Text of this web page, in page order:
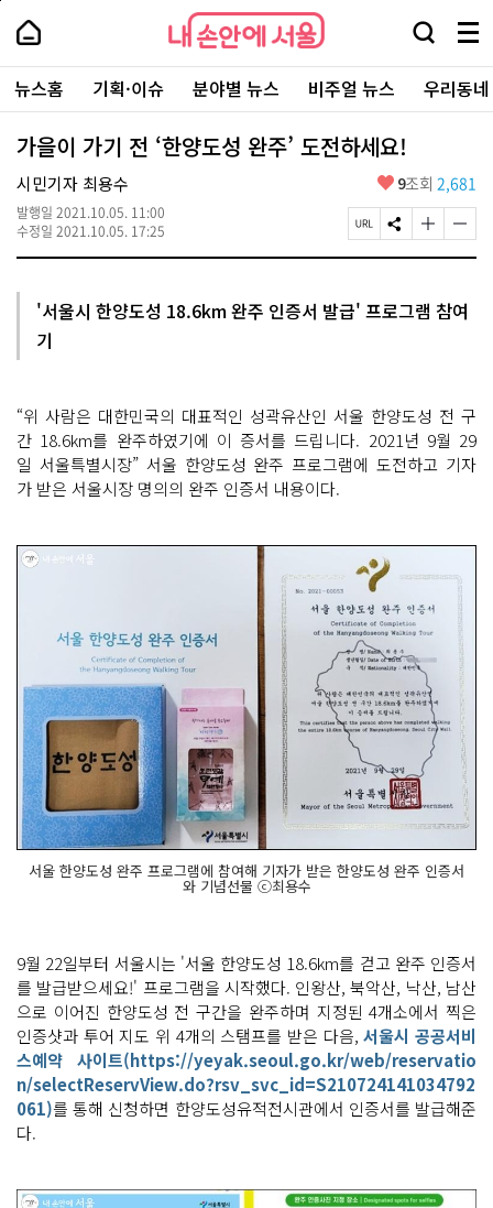
본
로
가
내
손
안
에
서
울
-
서
울
시
대
표
소
포
내
손
에
울
검
창
열
기
메
뉴
전
체
보
주
요
서
뉴스홈 기획·이슈 분야별 뉴스 비주얼 뉴스 우리동
가을이 가기 전 ‘한양도성 완주’ 도전하세요!
시민기자 최용수
발행일 2021.10.05. 11:00
수정일 2021.10.05. 17:25
좋
요
9조회 2,681
페
이
R
L
S
N
유
하
글
자
크
게
글
자
작
게
'서울시 한양도성 18.6km 완주 인증서 발급' 프로그램 참여
기
“위 사람은 대한민국의 대표적인 성곽유산인 서울 한양도성 전 구
간 18.6km를 완주하였기에 이 증서를 드립니다. 2021년 9월 29
일 서울특별시장” 서울 한양도성 완주 프로그램에 도전하고 기자
가 받은 서울시장 명의의 완주 인증서 내용이다.
서울 한양도성 완주 프로그램에 참여해 기자가 받은 한양도성 완주 인증서
와 기념선물 ⓒ최용수
9월 22일부터 서울시는 '서울 한양도성 18.6km를 걷고 완주 인증서
를 발급받으세요!' 프로그램을 시작했다. 인왕산, 북악산, 낙산, 남산
으로 이어진 한양도성 전 구간을 완주하며 지정된 4개소에서 찍은
인증샷과 투어 지도 위 4개의 스탬프를 받은 다음,서울시 공공서비
스예약 사이트(https://yeyak.seoul.go.kr/web/reservatio
n/selectReservView.do?rsv_svc_id=S210724141034792
061)를 통해 신청하면 한양도성유적전시관에서 인증서를 발급해준
다.
페
상
단
로